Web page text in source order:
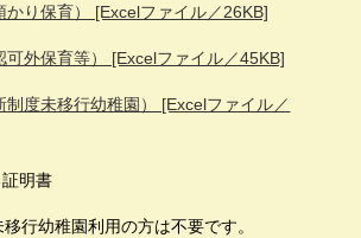
かり保育） [Excelファイル／26KB]
可外保育等） [Excelファイル／45KB]
制度未移行幼稚園） [Excelファイル／
明書
行幼稚園利用の方は不要です。